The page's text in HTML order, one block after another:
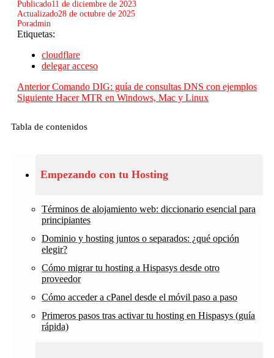
Empezando con tu Hosting
Términos de alojamiento web: diccionario esencial para
principiantes
Dominio y hosting juntos o separados: ¿qué opción
elegir?
Cómo migrar tu hosting a Hispasys desde otro
proveedor
Cómo acceder a cPanel desde el móvil paso a paso
Primeros pasos tras activar tu hosting en Hispasys (guía
rápida)
Publicado11 de diciembre de 2023
Actualizado28 de octubre de 2025
Poradmin
Etiquetas:
cloudflare
delegar acceso
AnteriorComando DIG: guía de consultas DNS con ejemplos
Siguiente Hacer MTR en Windows, Mac y Linux
Tabla de contenidos